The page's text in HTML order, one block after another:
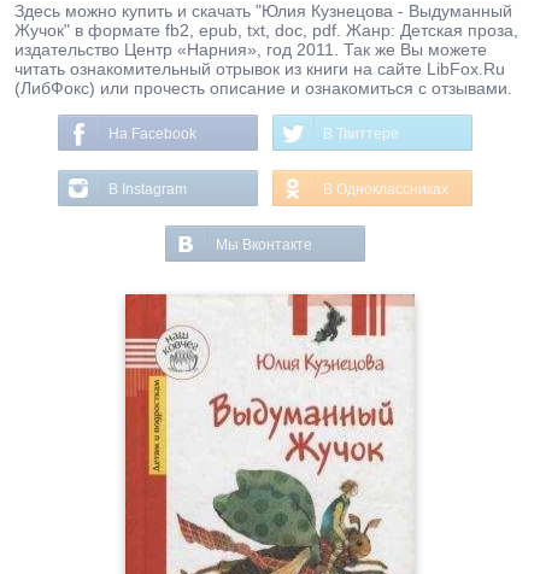
Здесь можно купить и скачать "Юлия Кузнецова - Выдуманный
Жучок" в формате fb2, epub, txt, doc, pdf. Жанр: Детская проза,
издательство Центр «Нарния», год 2011. Так же Вы можете
читать ознакомительный отрывок из книги на сайте LibFox.Ru
(ЛибФокс) или прочесть описание и ознакомиться с отзывами.
На Facebook В Твиттере
В Instagram В Одноклассниках
Мы Вконтакте